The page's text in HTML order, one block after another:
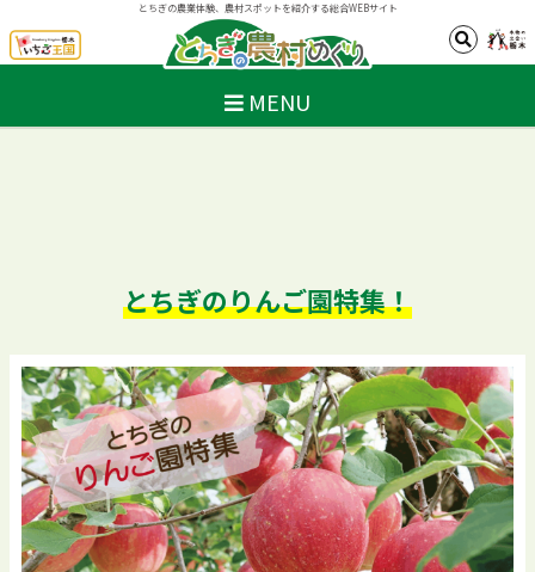
とちぎの農業体験、農村スポットを紹介する総合WEBサイト
MENU
とちぎのりんご園特集！